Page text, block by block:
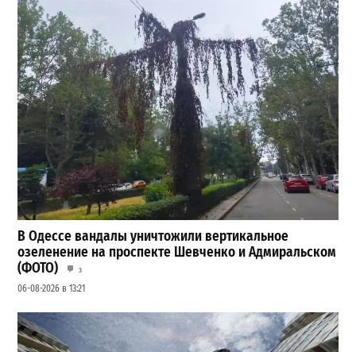
В Одессе вандалы уничтожили вертикальное
озеленение на проспекте Шевченко и Адмиральском
(ФОТО)
3
06-08-2026 в 13:21